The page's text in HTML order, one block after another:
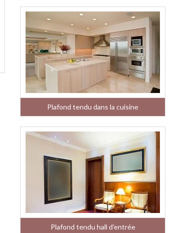
Plafond tendu dans la cuisine
Plafond tendu hall d'entrée